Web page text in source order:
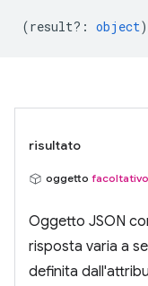
(result? : object
risultato
oggetto facoltativo
Oggetto JSON
risposta varia a
definita